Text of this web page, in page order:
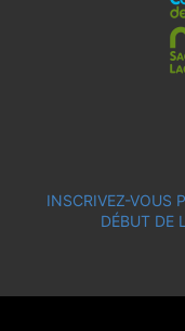
INSCRIVEZ-VOUS
DÉBUT DE